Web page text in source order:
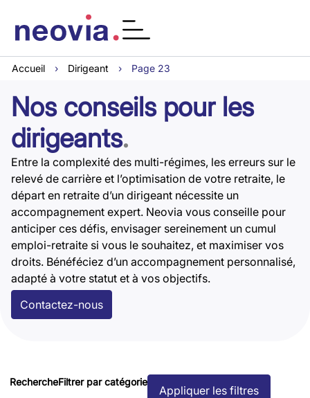
Accueil › Dirigeant › Page 23
Nos conseils pour les
dirigeants.
Entre la complexité des multi-régimes, les erreurs sur le
relevé de carrière et l’optimisation de votre retraite, le
départ en retraite d’un dirigeant nécessite un
accompagnement expert. Neovia vous conseille pour
anticiper ces défis, envisager sereinement un cumul
emploi-retraite si vous le souhaitez, et maximiser vos
droits. Bénéféciez d’un accompagnement personnalisé,
adapté à votre statut et à vos objectifs.
Contactez-nous
RechercheFiltrer par catégorie
Appliquer les filtres